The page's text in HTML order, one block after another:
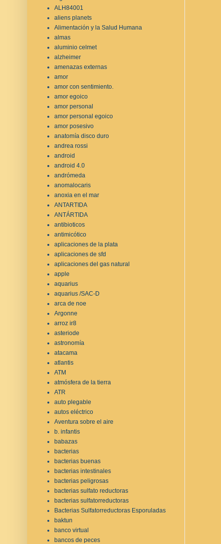
ALH84001
aliens planets
Alimentación y la Salud Humana
almas
aluminio celmet
alzheimer
amenazas externas
amor
amor con sentimiento.
amor egoico
amor personal
amor personal egoico
amor posesivo
anatomía disco duro
andrea rossi
android
android 4.0
andrómeda
anomalocaris
anoxia en el mar
ANTARTIDA
ANTÁRTIDA
antibioticos
antimicótico
aplicaciones de la plata
aplicaciones de sfd
aplicaciones del gas natural
apple
aquarius
aquarius /SAC-D
arca de noe
Argonne
arroz ir8
asteriode
astronomía
atacama
atlantis
ATM
atmósfera de la tierra
ATR
auto plegable
autos eléctrico
Aventura sobre el aire
b. infantis
babazas
bacterias
bacterias buenas
bacterias intestinales
bacterias peligrosas
bacterias sulfato reductoras
bacterias sulfatorreductoras
Bacterias Sulfatorreductoras Esporuladas
baktun
banco virtual
bancos de peces